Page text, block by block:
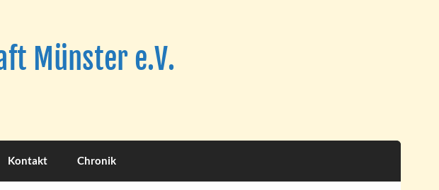
Münster e.V.
Kontakt Chronik